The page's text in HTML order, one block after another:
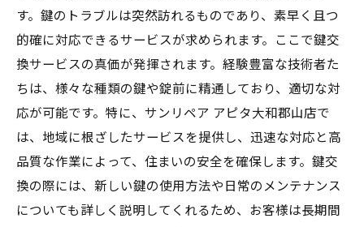
す。鍵のトラブルは突然訪れるものであり、素早く且つ
的確に対応できるサービスが求められます。ここで鍵交
換サービスの真価が発揮されます。経験豊富な技術者た
ちは、様々な種類の鍵や錠前に精通しており、適切な対
応が可能です。特に、サンリペア アピタ大和郡山店で
は、地域に根ざしたサービスを提供し、迅速な対応と高
品質な作業によって、住まいの安全を確保します。鍵交
換の際には、新しい鍵の使用方法や日常のメンテナンス
についても詳しく説明してくれるため、お客様は長期間